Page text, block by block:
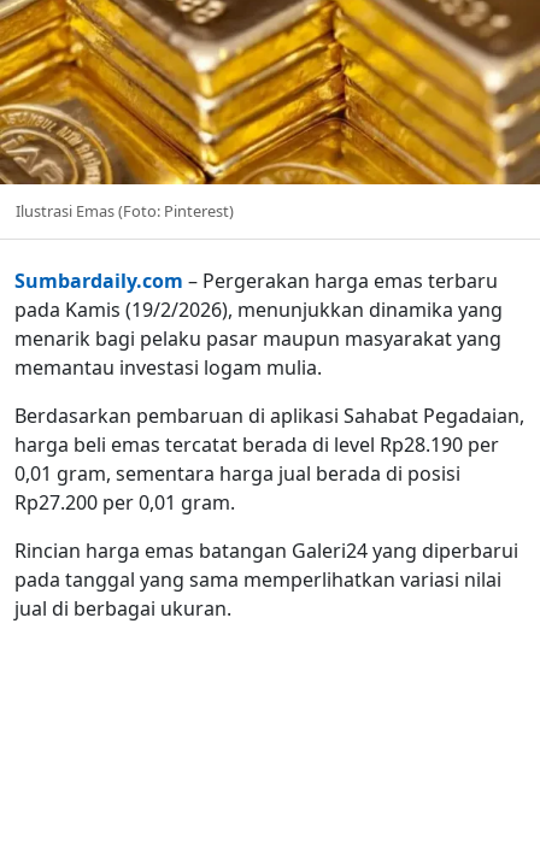
Ilustrasi Emas (Foto: Pinterest)
Sumbardaily.com – Pergerakan harga emas terbaru
pada Kamis (19/2/2026), menunjukkan dinamika yang
menarik bagi pelaku pasar maupun masyarakat yang
memantau investasi logam mulia.
Berdasarkan pembaruan di aplikasi Sahabat Pegadaian,
harga beli emas tercatat berada di level Rp28.190 per
0,01 gram, sementara harga jual berada di posisi
Rp27.200 per 0,01 gram.
Rincian harga emas batangan Galeri24 yang diperbarui
pada tanggal yang sama memperlihatkan variasi nilai
jual di berbagai ukuran.